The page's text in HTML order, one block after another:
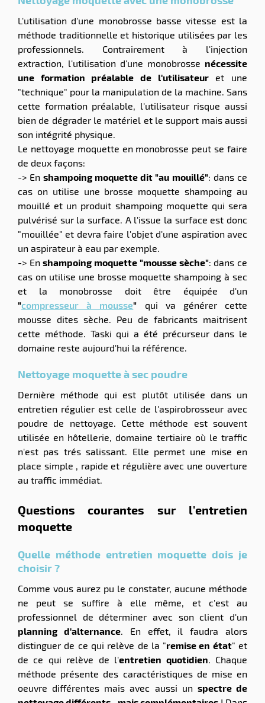
L'utilisation d'une monobrosse basse vitesse est la
méthode traditionnelle et historique utilisées par les
professionnels. Contrairement à l'injection
extraction, l'utilisation d'une monobrosse nécessite
une formation préalable de l'utilisateuret une
"technique" pour la manipulation de la machine. Sans
cette formation préalable, l'utilisateur risque aussi
bien de dégrader le matériel et le support mais aussi
son intégrité physique.
Le nettoyage moquette en monobrosse peut se faire
de deux façons:
-> En shampoing moquette dit "au mouillé": dans ce
cas on utilise une brosse moquette shampoing au
mouillé et un produit shampoing moquette qui sera
pulvérisé sur la surface. A l'issue la surface est donc
"mouillée" et devra faire l'objet d'une aspiration avec
un aspirateur à eau par exemple.
-> Enshampoing moquette "mousse sèche": dans ce
cas on utilise une brosse moquette shampoing à sec
et la monobrosse doit être équipée d'un
"compresseur à mousse" qui va générer cette
mousse dites sèche. Peu de fabricants maitrisent
cette méthode. Taski qui a été précurseur dans le
domaine reste aujourd'hui la référence.
Nettoyage moquette à sec poudre
Dernière méthode qui est plutôt utilisée dans un
entretien régulier est celle de l'aspirobrosseur avec
poudre de nettoyage. Cette méthode est souvent
utilisée en hôtellerie, domaine tertiaire où le traffic
n'est pas trés salissant. Elle permet une mise en
place simple , rapide et régulière avec une ouverture
au traffic immédiat.
Questions courantes sur l'entretien
moquette
Quelle méthode entretien moquette dois je
choisir ?
Comme vous aurez pu le constater, aucune méthode
ne peut se suffire à elle même, et c'est au
professionnel de déterminer avec son client d'un
planning d'alternance. En effet, il faudra alors
distinguer de ce qui relève de la "remise en état" et
de ce qui relève de l'entretien quotidien . Chaque
méthode présente des caractéristiques de mise en
oeuvre différentes mais avec aussi un spectre de